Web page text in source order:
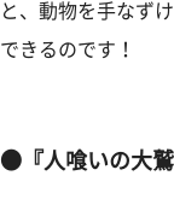
と、動物を手なず
できるのです！
●『人喰いの大鷲